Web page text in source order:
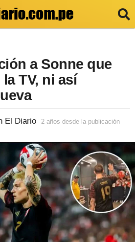
a Sonne que
TV, ni así
El Diario 2 años desde la publicación
s
d
e
s
e
l
p